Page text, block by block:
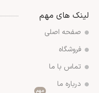
لینک های مهم
صفحه اصلی
فروشگاه
تماس با ما
درباره ما
مهم